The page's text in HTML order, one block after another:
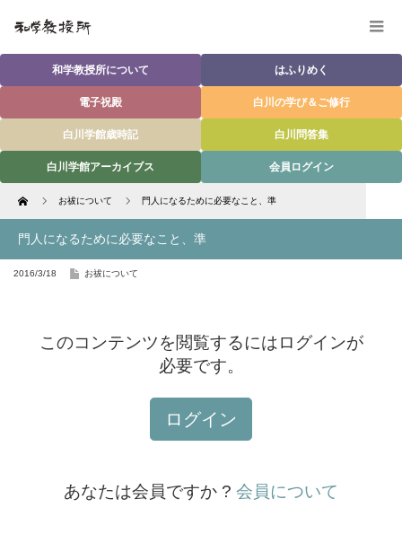
和学教授所について はふりめく
電子祝殿 白川の学び＆ご修行
白川学館歳時記 白川問答集
白川学館アーカイブス 会員ログイン
Home お祓について 門人になるために必要なこと、準
門人になるために必要なこと、準
2016/3/18 お祓について
このコンテンツを閲覧するにはログインが
必要です。
ログイン
あなたは会員ですか ? 会員について